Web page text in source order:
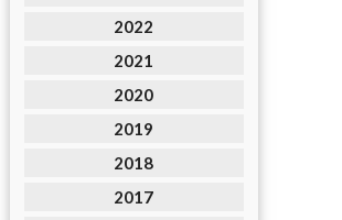
2022
2021
2020
2019
2018
2017